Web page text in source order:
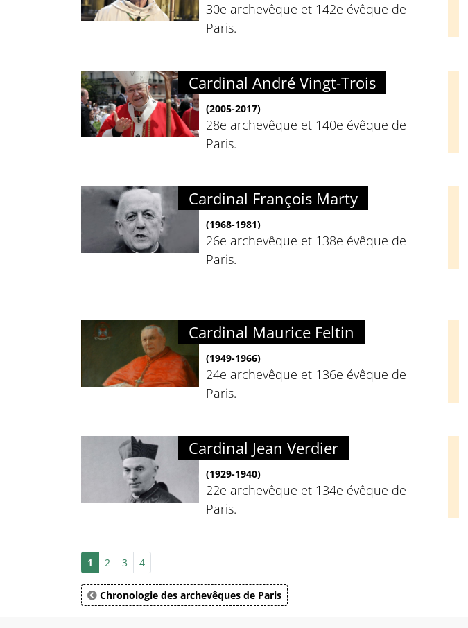
30e archevêque et 142e évêque de
Paris.
Cardinal André Vingt-Trois
(2005-2017)
28e archevêque et 140e évêque de
Paris.
Cardinal François Marty
(1968-1981)
26e archevêque et 138e évêque de
Paris.
Cardinal Maurice Feltin
(1949-1966)
24e archevêque et 136e évêque de
Paris.
Cardinal Jean Verdier
(1929-1940)
22e archevêque et 134e évêque de
Paris.
1 2 3 4
Chronologie des archevêques de Paris